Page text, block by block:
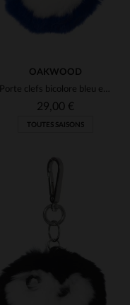
TAILLES DISPONIBLES
OAKWOOD
Porte clefs bicolore bleu et blanc
29,00 €
TOUTES SAISONS